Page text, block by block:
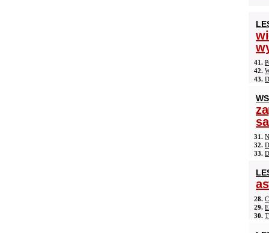
41.
42.
43.
31.
32.
33.
28.
29.
30.